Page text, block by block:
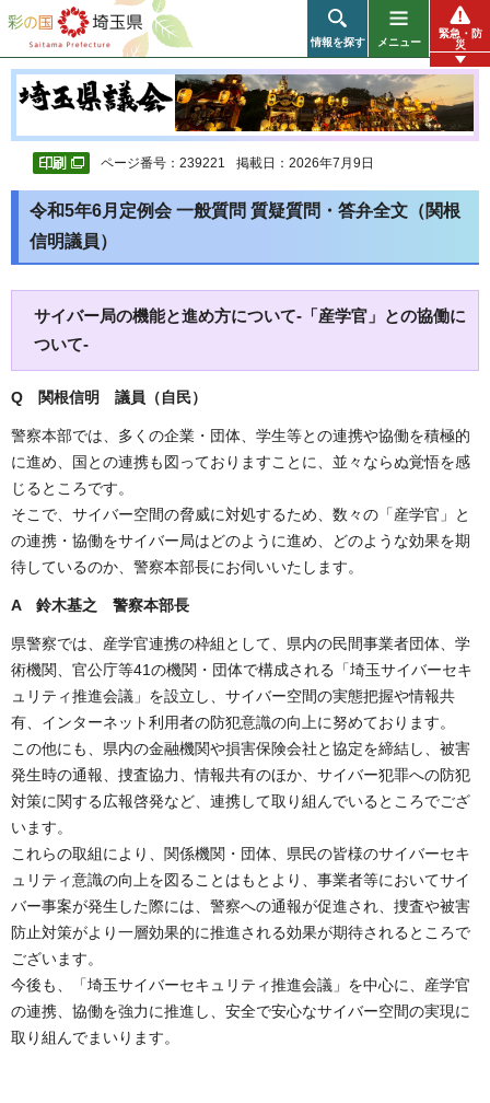
彩の国 埼玉県
情報を探す メニュー
緊急・防
災
ページ番号：239221 掲載日：2026年7月9日
令和5年6月定例会 一般質問 質疑質問・答弁全文（関根
信明議員）
サイバー局の機能と進め方について-「産学官」との協働に
ついて-
Q 関根信明 議員（自民）
警察本部では、多くの企業・団体、学生等との連携や協働を積極的
に進め、国との連携も図っておりますことに、並々ならぬ覚悟を感
じるところです。
そこで、サイバー空間の脅威に対処するため、数々の「産学官」と
の連携・協働をサイバー局はどのように進め、どのような効果を期
待しているのか、警察本部長にお伺いいたします。
A 鈴木基之 警察本部長
県警察では、産学官連携の枠組として、県内の民間事業者団体、学
術機関、官公庁等41の機関・団体で構成される「埼玉サイバーセキ
ュリティ推進会議」を設立し、サイバー空間の実態把握や情報共
有、インターネット利用者の防犯意識の向上に努めております。
この他にも、県内の金融機関や損害保険会社と協定を締結し、被害
発生時の通報、捜査協力、情報共有のほか、サイバー犯罪への防犯
対策に関する広報啓発など、連携して取り組んでいるところでござ
います。
これらの取組により、関係機関・団体、県民の皆様のサイバーセキ
ュリティ意識の向上を図ることはもとより、事業者等においてサイ
バー事案が発生した際には、警察への通報が促進され、捜査や被害
防止対策がより一層効果的に推進される効果が期待されるところで
ございます。
今後も、「埼玉サイバーセキュリティ推進会議」を中心に、産学官
の連携、協働を強力に推進し、安全で安心なサイバー空間の実現に
取り組んでまいります。